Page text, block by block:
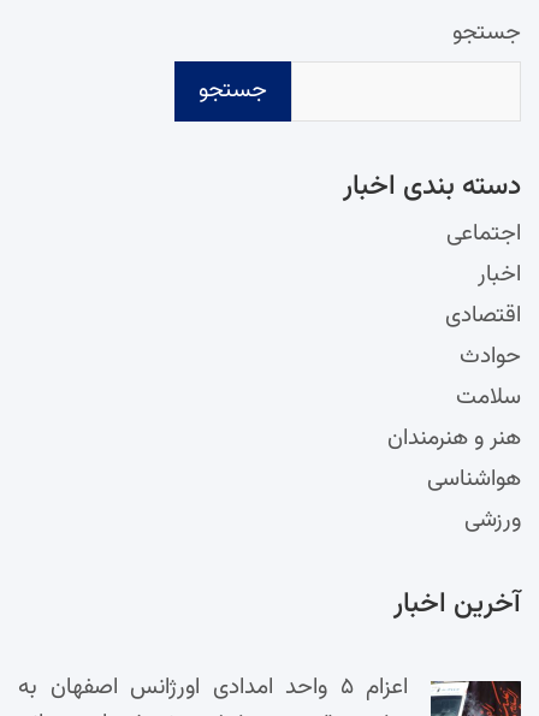
جستجو
جستجو
دسته‌ بندی اخبار
اجتماعی
اخبار
اقتصادی
حوادث
سلامت
هنر و هنرمندان
هواشناسی
ورزشی
آخرین اخبار
اعزام ۵ واحد امدادی اورژانس اصفهان به